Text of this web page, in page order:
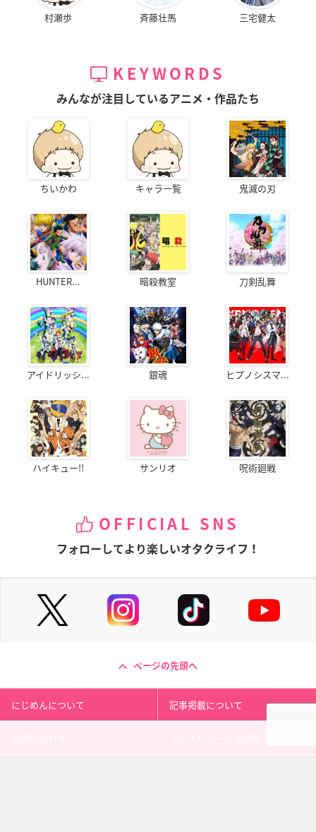
村瀬歩 斉藤壮馬 三宅健太
KEYWORDS
みんなが注目しているアニメ・作品たち
ちいかわ キャラ一覧 鬼滅の刃
HUNTER... 暗殺教室 刀剣乱舞
アイドリッシ... 銀魂 ヒプノシスマ...
ハイキュー!! サンリオ 呪術廻戦
OFFICIAL SNS
フォローしてより楽しいオタクライフ！
ページの先頭へ
にじめんについて 記事掲載について